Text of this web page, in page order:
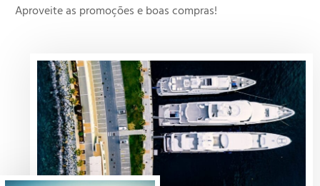
Aproveite as promoções e boas compras!